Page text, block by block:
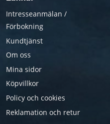
Intresseanmälan /
Förbokning
Kundtjänst
Om oss
Mina sidor
Köpvillkor
Policy och cookies
Reklamation och retur